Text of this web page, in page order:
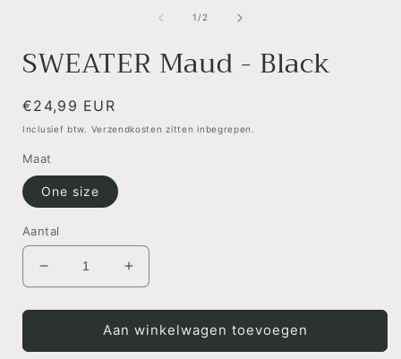
1 /van
2
SWEATER Maud - Black
Normale
prijs
€24,99 EUR
Inclusief btw. Verzendkosten zitten inbegrepen.
Maat
One size
Aantal
Aantal
verlagen
voor
SWEATER
Maud
Aantal
verhogen
voor
SWEATER
Maud
Aan winkelwagen toevoegen